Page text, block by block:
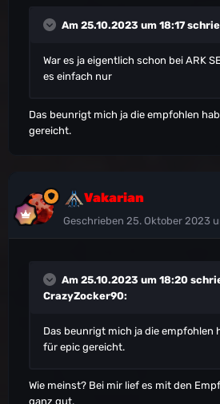
Am 25.10.2023 um 18:17
War es ja eigentlich schon bei ARK
es einfach nur
Das beunrigt mich ja die empfohlen
gereicht.
Vakarian
Geschrieben 25. Oktober 2023
Am 25.10.2023 um 18:20
CrazyZocker90:
Das beunrigt mich ja die empfohlen
für epic gereicht.
Wie meinst? Bei mir lief es mit den
ganz gut.